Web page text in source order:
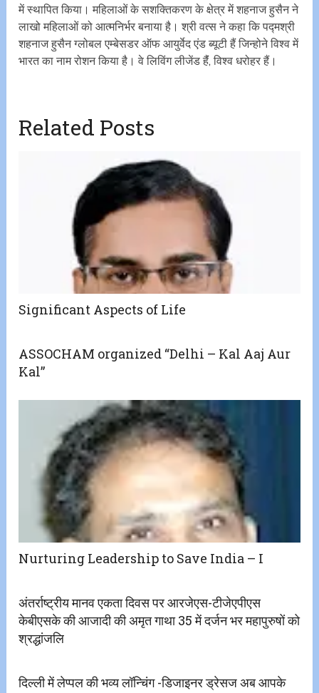
में स्थापित किया। महिलाओं के सशक्तिकरण के क्षेत्र में शहनाज हुसैन ने
लाखो महिलाओं को आत्मनिर्भर बनाया है। श्री वत्स ने कहा कि पद्मश्री
शहनाज हुसैन ग्लोबल एम्बेसडर ऑफ आयुर्वेद एंड ब्यूटी हैं जिन्होने विश्व में
भारत का नाम रोशन किया है। वे लिविंग लीजेंड हैंं, विश्व धरोहर हैं।
Related Posts
Significant Aspects of Life
ASSOCHAM organized “Delhi – Kal Aaj Aur
Kal”
Nurturing Leadership to Save India – I
अंतर्राष्ट्रीय मानव एकता दिवस पर आरजेएस-टीजेएपीएस
केबीएसके की आजादी की अमृत गाथा 35 में दर्जन भर महापुरुषों को
श्रद्धांजलि
दिल्ली में लेप्पल की भव्य लॉन्चिंग -डिजाइनर ड्रेसज अब आपके